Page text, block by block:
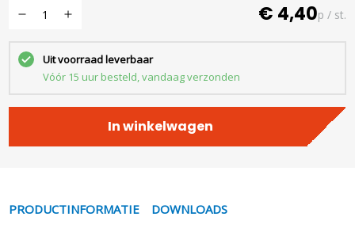
€ 4,40p / st.
Uit voorraad leverbaar
Vóór 15 uur besteld, vandaag verzonden
In winkelwagen
PRODUCTINFORMATIE DOWNLOADS